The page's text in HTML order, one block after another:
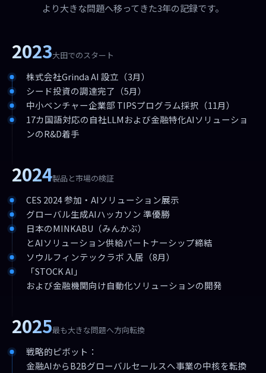
より大きな問題へ移ってきた3年の記録です。
2023大田でのスタート
株式会社Grinda AI 設立（3月）
シード投資の調達完了（5月）
中小ベンチャー企業部 TIPSプログラム採択（11月）
17カ国語対応の自社LLMおよび金融特化AIソリューショ
ンのR&D着手
2024製品と市場の検証
CES 2024 参加・AIソリューション展示
グローバル生成AIハッカソン 準優勝
日本のMINKABU（みんかぶ）
とAIソリューション供給パートナーシップ締結
ソウルフィンテックラボ 入居（8月）
「STOCK AI」
および金融機関向け自動化ソリューションの開発
2025最も大きな問題へ方向転換
戦略的ピボット：
金融AIからB2Bグローバルセールスへ事業の中核を転換